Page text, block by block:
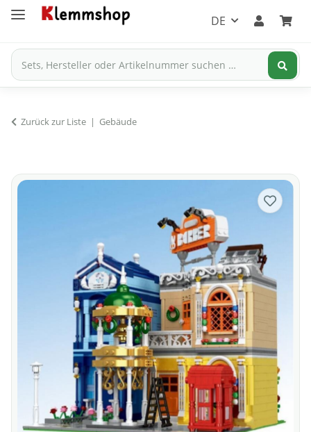
DE
Zurück zur Liste Gebäude